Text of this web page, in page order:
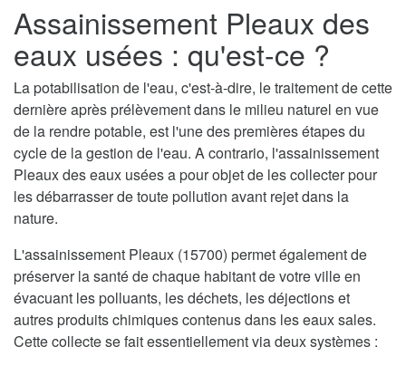
Assainissement Pleaux des
eaux usées : qu'est-ce ?
La potabilisation de l'eau, c'est-à-dire, le traitement de cette
dernière après prélèvement dans le milieu naturel en vue
de la rendre potable, est l'une des premières étapes du
cycle de la gestion de l'eau. A contrario, l'assainissement
Pleaux des eaux usées a pour objet de les collecter pour
les débarrasser de toute pollution avant rejet dans la
nature.
L'assainissement Pleaux (15700) permet également de
préserver la santé de chaque habitant de votre ville en
évacuant les polluants, les déchets, les déjections et
autres produits chimiques contenus dans les eaux sales.
Cette collecte se fait essentiellement via deux systèmes :